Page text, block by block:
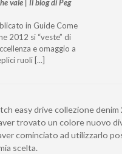
vale | Il blog di Peg
in Guide Come
2012 si “veste” di
e omaggio a
ruoli [...]
easy drive collezione denim
trovato un colore nuovo
cominciato ad utilizzarlo
scelta.